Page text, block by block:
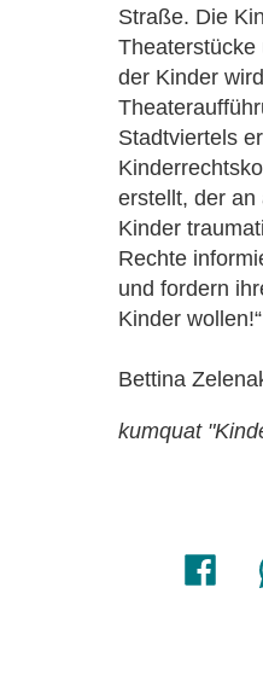
Straße. Die
Theaterstücke
der Kinder
Stadtviertels
erstellt, der an
Kinder
Rechte
und fordern
Kinder
Bettina
kumquat